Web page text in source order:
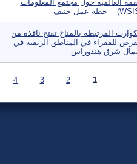
العالمية حول مجتمع المعلومات
المرتبطة بالمناخ تفتح نافذة من
للفقراء في المناطق الريفية في
شرق هندوراس
1
2
3
4